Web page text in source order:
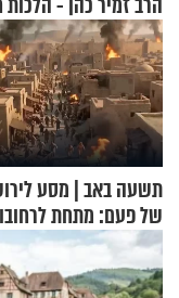
תשעה באב | מסע
של פעם: מתחת
ירושלים